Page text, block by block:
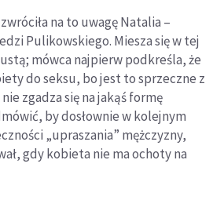
na to uwagę Natalia –
Pulikowskiego. Miesza się w tej
mówca najpierw podkreśla, że
do seksu, bo jest to sprzeczne z
zgadza się na jakąś formę
by dosłownie w kolejnym
„upraszania” mężczyzny,
gdy kobieta nie ma ochoty na